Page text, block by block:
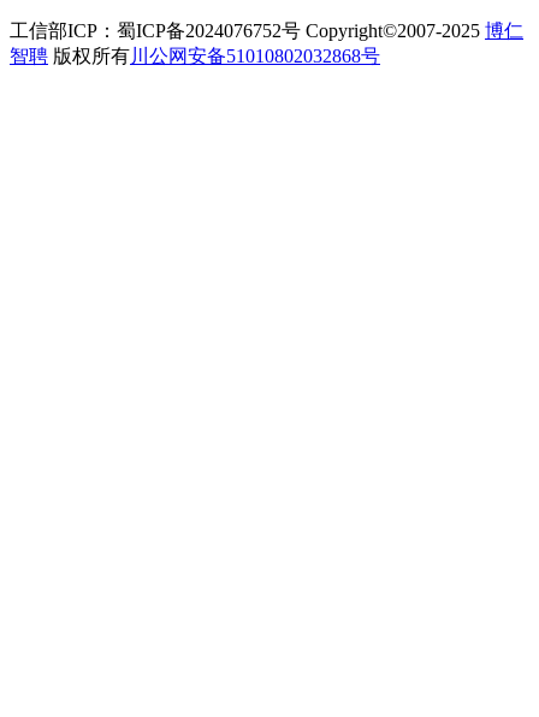
工信部ICP：蜀ICP备2024076752号 Copyright©2007-2025 博仁
智聘 版权所有川公网安备51010802032868号